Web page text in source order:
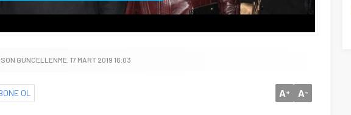
GÜNCELLENME: 17 MART 2019 16:03
OL A+ A-